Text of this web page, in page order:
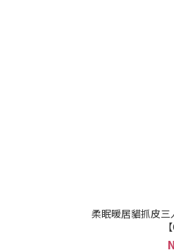
柔眠暖居貓抓皮